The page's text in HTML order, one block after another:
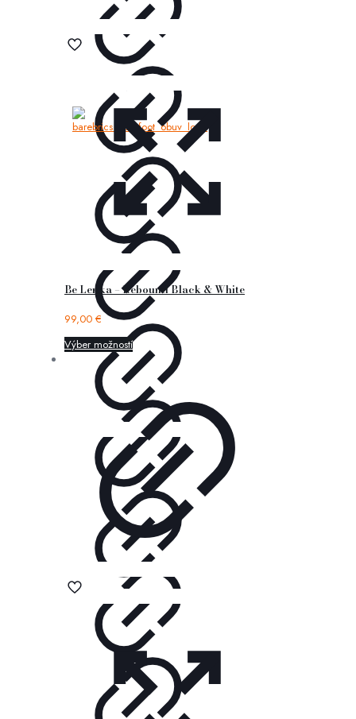
Be Lenka – Rebound Black & White
99,00 €
Výber možností